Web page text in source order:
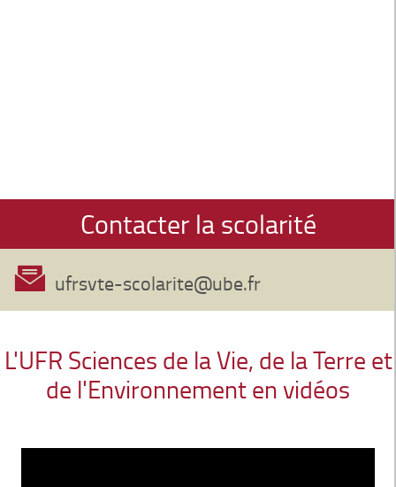
Contacter la scolarité
ufrsvte-scolarite@ube.fr
L'UFR Sciences de la Vie, de la Terre et
de l'Environnement en vidéos